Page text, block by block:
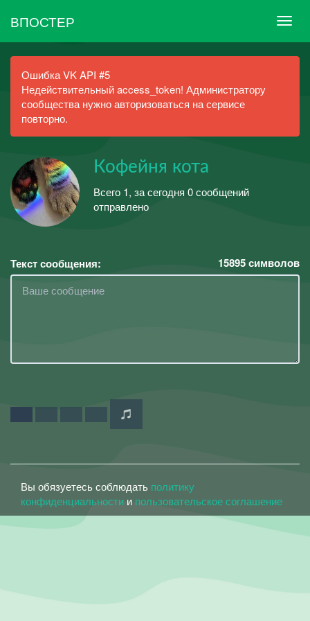
ВПОСТЕР
Ошибка VK API #5
Недействительный access_token! Администратору
сообщества нужно авторизоваться на сервисе
повторно.
Кофейня кота
Всего 1, за сегодня 0 сообщений
отправлено
Текст сообщения: 15895символов
Вы обязуетесь соблюдать политику
конфиденциальности и пользовательское соглашение